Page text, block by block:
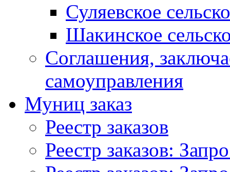
Суляевское
Шакинское
Соглашения,
самоуправления
Муниц заказ
Реестр заказов
Реестр заказов: